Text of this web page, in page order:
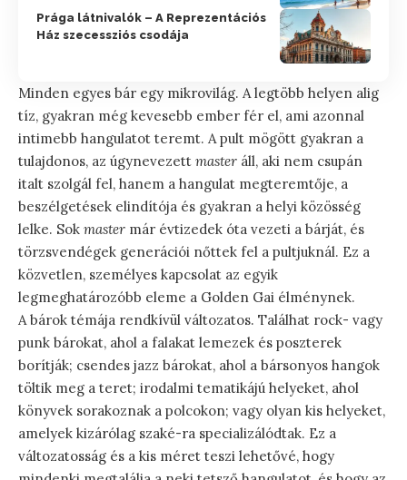
Prága látnivalók – A Reprezentációs
Ház szecessziós csodája
Minden egyes bár egy mikrovilág. A legtöbb helyen alig
tíz, gyakran még kevesebb ember fér el, ami azonnal
intimebb hangulatot teremt. A pult mögött gyakran a
tulajdonos, az úgynevezett master áll, aki nem csupán
italt szolgál fel, hanem a hangulat megteremtője, a
beszélgetések elindítója és gyakran a helyi közösség
lelke. Sok master már évtizedek óta vezeti a bárját, és
törzsvendégek generációi nőttek fel a pultjuknál. Ez a
közvetlen, személyes kapcsolat az egyik
legmeghatározóbb eleme a Golden Gai élménynek.
A bárok témája rendkívül változatos. Találhat rock- vagy
punk bárokat, ahol a falakat lemezek és poszterek
borítják; csendes jazz bárokat, ahol a bársonyos hangok
töltik meg a teret; irodalmi tematikájú helyeket, ahol
könyvek sorakoznak a polcokon; vagy olyan kis helyeket,
amelyek kizárólag szaké-ra specializálódtak. Ez a
változatosság és a kis méret teszi lehetővé, hogy